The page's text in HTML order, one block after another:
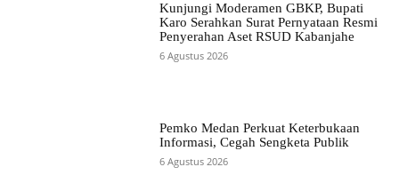
Kunjungi Moderamen GBKP, Bupati
Karo Serahkan Surat Pernyataan Resmi
Penyerahan Aset RSUD Kabanjahe
6 Agustus 2026
Pemko Medan Perkuat Keterbukaan
Informasi, Cegah Sengketa Publik
6 Agustus 2026